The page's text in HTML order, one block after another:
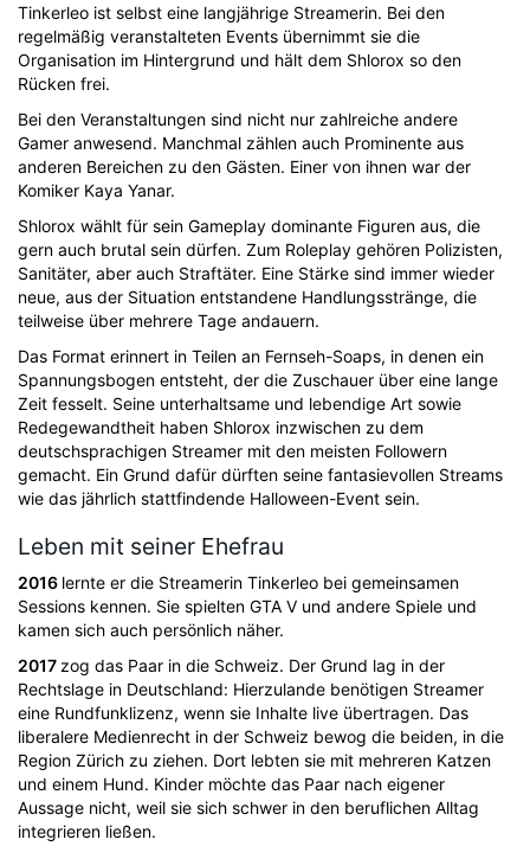
Tinkerleo ist selbst eine langjährige Streamerin. Bei den
regelmäßig veranstalteten Events übernimmt sie die
Organisation im Hintergrund und hält dem Shlorox so den
Rücken frei.
Bei den Veranstaltungen sind nicht nur zahlreiche andere
Gamer anwesend. Manchmal zählen auch Prominente aus
anderen Bereichen zu den Gästen. Einer von ihnen war der
Komiker Kaya Yanar.
Shlorox wählt für sein Gameplay dominante Figuren aus, die
gern auch brutal sein dürfen. Zum Roleplay gehören Polizisten,
Sanitäter, aber auch Straftäter. Eine Stärke sind immer wieder
neue, aus der Situation entstandene Handlungsstränge, die
teilweise über mehrere Tage andauern.
Das Format erinnert in Teilen an Fernseh-Soaps, in denen ein
Spannungsbogen entsteht, der die Zuschauer über eine lange
Zeit fesselt. Seine unterhaltsame und lebendige Art sowie
Redegewandtheit haben Shlorox inzwischen zu dem
deutschsprachigen Streamer mit den meisten Followern
gemacht. Ein Grund dafür dürften seine fantasievollen Streams
wie das jährlich stattfindende Halloween-Event sein.
Leben mit seiner Ehefrau
2016 lernte er die Streamerin Tinkerleo bei gemeinsamen
Sessions kennen. Sie spielten GTA V und andere Spiele und
kamen sich auch persönlich näher.
2017 zog das Paar in die Schweiz. Der Grund lag in der
Rechtslage in Deutschland: Hierzulande benötigen Streamer
eine Rundfunklizenz, wenn sie Inhalte live übertragen. Das
liberalere Medienrecht in der Schweiz bewog die beiden, in die
Region Zürich zu ziehen. Dort lebten sie mit mehreren Katzen
und einem Hund. Kinder möchte das Paar nach eigener
Aussage nicht, weil sie sich schwer in den beruflichen Alltag
integrieren ließen.